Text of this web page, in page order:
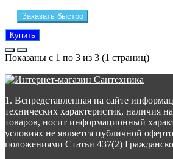
Заказать быстро
Купить
Показаны с 1 по 3 из 3 (1 страниц)
1. Вспредставленная на сайте
технических характеристик, наличия
товаров, носит информационный
условиях не является публичной
положениями Статьи 437(2)